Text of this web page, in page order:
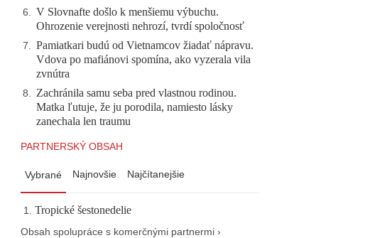
6. V Slovnafte došlo k menšiemu výbuchu.
Ohrozenie verejnosti nehrozí, tvrdí spoločnosť
7. Pamiatkari budú od Vietnamcov žiadať nápravu.
Vdova po mafiánovi spomína, ako vyzerala vila
zvnútra
8. Zachránila samu seba pred vlastnou rodinou.
Matka ľutuje, že ju porodila, namiesto lásky
zanechala len traumu
PARTNERSKÝ OBSAH
Vybrané Najnovšie Najčítanejšie
Tropické šestonedelie
Obsah spolupráce s komerčnými partnermi ›